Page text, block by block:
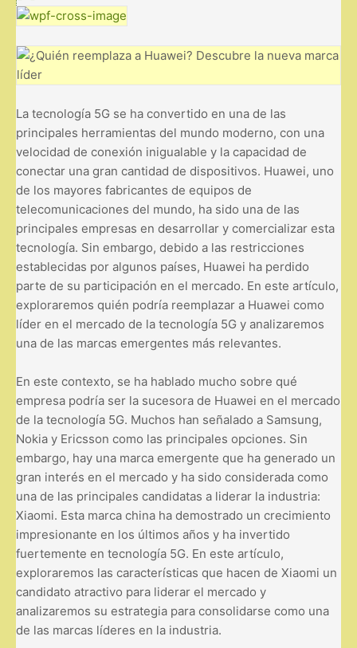
La tecnología 5G se ha convertido en una de las
principales herramientas del mundo moderno, con una
velocidad de conexión inigualable y la capacidad de
conectar una gran cantidad de dispositivos. Huawei, uno
de los mayores fabricantes de equipos de
telecomunicaciones del mundo, ha sido una de las
principales empresas en desarrollar y comercializar esta
tecnología. Sin embargo, debido a las restricciones
establecidas por algunos países, Huawei ha perdido
parte de su participación en el mercado. En este artículo,
exploraremos quién podría reemplazar a Huawei como
líder en el mercado de la tecnología 5G y analizaremos
una de las marcas emergentes más relevantes.
En este contexto, se ha hablado mucho sobre qué
empresa podría ser la sucesora de Huawei en el mercado
de la tecnología 5G. Muchos han señalado a Samsung,
Nokia y Ericsson como las principales opciones. Sin
embargo, hay una marca emergente que ha generado un
gran interés en el mercado y ha sido considerada como
una de las principales candidatas a liderar la industria:
Xiaomi. Esta marca china ha demostrado un crecimiento
impresionante en los últimos años y ha invertido
fuertemente en tecnología 5G. En este artículo,
exploraremos las características que hacen de Xiaomi un
candidato atractivo para liderar el mercado y
analizaremos su estrategia para consolidarse como una
de las marcas líderes en la industria.